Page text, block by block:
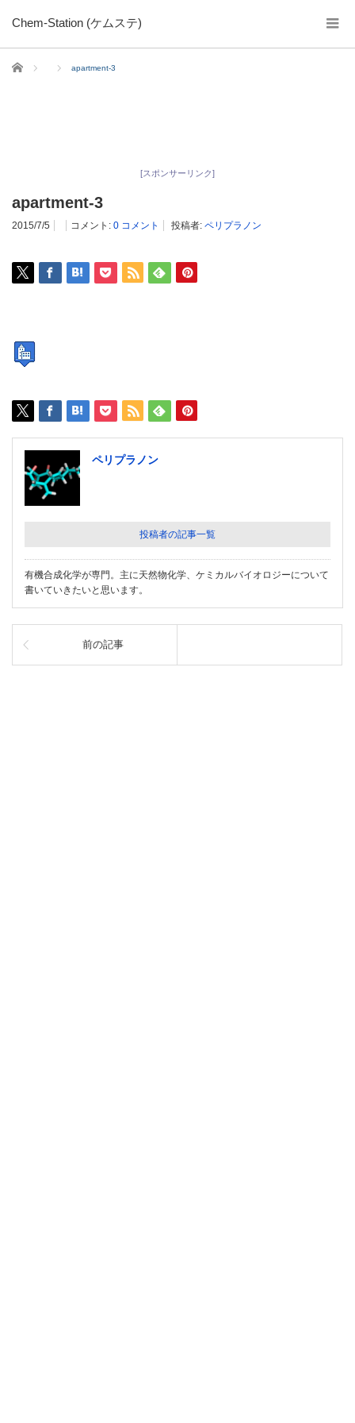
Chem-Station (ケムステ)
ホーム apartment-3
[スポンサーリンク]
apartment-3
2015/7/5 コメント: 0 コメント 投稿者: ペリプラノン
ペリプラノン
投稿者の記事一覧
有機合成化学が専門。主に天然物化学、ケミカルバイオロジーについて
書いていきたいと思います。
前の記事